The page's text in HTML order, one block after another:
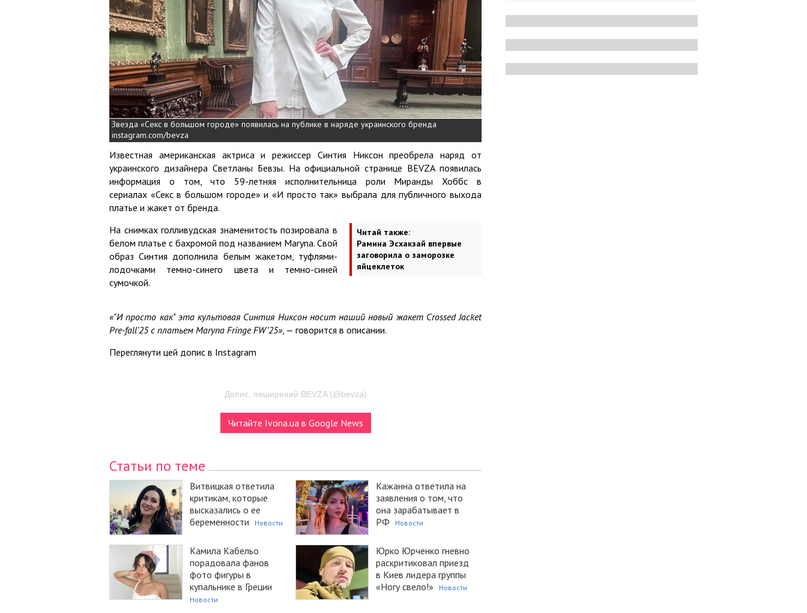
Звезда «Секс в большом городе» появилась на публике в наряде украинского бренда
instagram.com/bevza
Известная американская актриса и режиссер Синтия Никсон преобрела наряд от
украинского дизайнера Светланы Бевзы. На официальной странице BEVZA появилась
информация о том, что 59-летняя исполнительница роли Миранды Хоббс в
сериалах «Секс в большом городе» и «И просто так» выбрала для публичного выхода
платье и жакет от бренда.
Читай также:
Рамина Эсхакзай впервые
заговорила о заморозке
яйцеклеток
На снимках голливудская знаменитость позировала в
белом платье с бахромой под названием Maryna. Свой
образ Синтия дополнила белым жакетом, туфлями-
лодочками темно-синего цвета и темно-синей
сумочкой.
«"И просто как" эта культовая Синтия Никсон носит наший новый жакет Crossed Jacket
Pre-fall’25 с платьем Maryna Fringe FW’25», — говорится в описании.
Переглянути цей допис в Instagram
Допис, поширений BEVZA (@bevza)
Читайте Ivona.ua в Google News
Статьи по теме
Витвицкая ответила
критикам, которые
высказались о ее
беременности
Новости
Кажанна ответила на
заявления о том, что
она зарабатывает в
РФ
Новости
Камила Кабельо
порадовала фанов
фото фигуры в
купальнике в Греции
Новости
Юрко Юрченко гневно
раскритиковал приезд
в Киев лидера группы
«Ногу свело!»
Новости